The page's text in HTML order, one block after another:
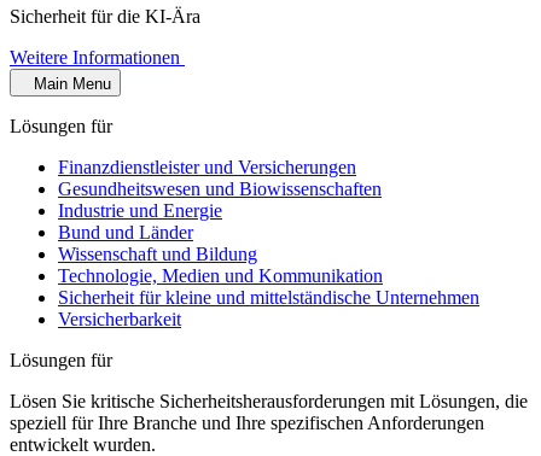
Sicherheit für die KI-Ära
Weitere Informationen
Main Menu
Lösungen für
Finanzdienstleister und Versicherungen
Gesundheitswesen und Biowissenschaften
Industrie und Energie
Bund und Länder
Wissenschaft und Bildung
Technologie, Medien und Kommunikation
Sicherheit für kleine und mittelständische Unternehmen
Versicherbarkeit
Lösungen für
Lösen Sie kritische Sicherheitsherausforderungen mit Lösungen, die
speziell für Ihre Branche und Ihre spezifischen Anforderungen
entwickelt wurden.